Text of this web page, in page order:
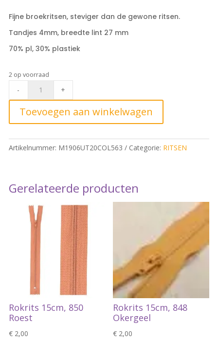
Fijne broekritsen, steviger dan de gewone ritsen.
Tandjes 4mm, breedte lint 27 mm
70% pl, 30% plastiek
2 op voorraad
220cm,
quantity
- +
Toevoegen aan winkelwagen
Artikelnummer: M1906UT20COL563 Categorie: RITSEN
Gerelateerde producten
Rokrits 15cm, 850
Roest
€2,00
Rokrits 15cm, 848
Okergeel
€ 2,00